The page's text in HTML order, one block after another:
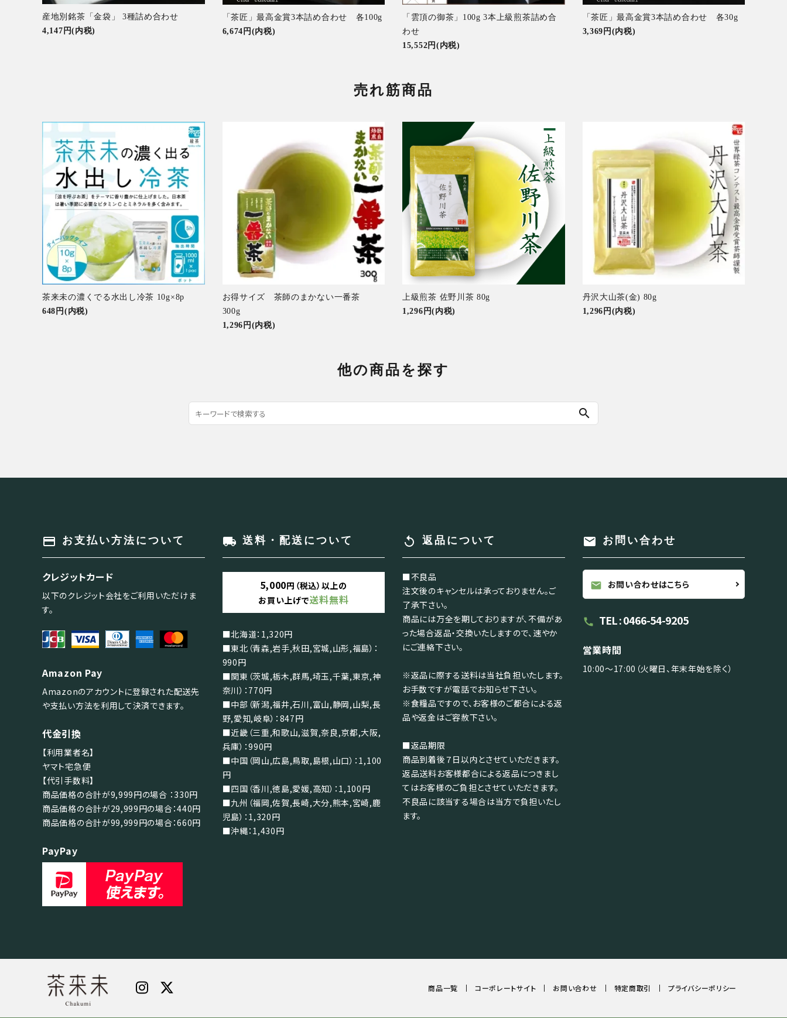
産地別銘茶「金袋」 3種詰め合わせ
4,147円(内税)
「茶匠」最高金賞3本詰め合わせ 各100g
6,674円(内税)
「雲頂の御茶」100g 3本上級煎茶詰め合
わせ
15,552円(内税)
「茶匠」最高金賞3本詰め合わせ 各30g
3,369円(内税)
売れ筋商品
茶来未の濃くでる水出し冷茶 10g×8p
648円(内税)
お得サイズ 茶師のまかない一番茶
300g
1,296円(内税)
上級煎茶 佐野川茶 80g
1,296円(内税)
丹沢大山茶(金) 80g
1,296円(内税)
他の商品を探す
search
payment お支払い方法について
クレジットカード
以下のクレジット会社をご利用いただけま
す。
Amazon Pay
Amazonのアカウントに登録された配送先
や支払い方法を利用して決済できます。
代金引換
【利用業者名】
ヤマト宅急便
【代引手数料】
商品価格の合計が9,999円の場合 ：330円
商品価格の合計が29,999円の場合：440円
商品価格の合計が99,999円の場合：660円
PayPay
local_shipping 送料・配送について
5,000円（税込）以上の
お買い上げで送料無料
■北海道：1,320円
■東北（青森,岩手,秋田,宮城,山形,福島）：
990円
■関東（茨城,栃木,群馬,埼玉,千葉,東京,神
奈川）：770円
■中部（新潟,福井,石川,富山,静岡,山梨,長
野,愛知,岐阜）：847円
■近畿（三重,和歌山,滋賀,奈良,京都,大阪,
兵庫）：990円
■中国（岡山,広島,鳥取,島根,山口）：1,100
円
■四国（香川,徳島,愛媛,高知）：1,100円
■九州（福岡,佐賀,長崎,大分,熊本,宮崎,鹿
児島）：1,320円
■沖縄：1,430円
replay 返品について
■不良品
注文後のキャンセルは承っておりません。ご
了承下さい。
商品には万全を期しておりますが、不備があ
った場合返品・交換いたしますので、速やか
にご連絡下さい。
※返品に際する送料は当社負担いたします。
お手数ですが電話でお知らせ下さい。
※食糧品ですので、お客様のご都合による返
品や返金はご容赦下さい。
■返品期限
商品到着後７日以内とさせていただきます。
返品送料お客様都合による返品につきまし
てはお客様のご負担とさせていただきます。
不良品に該当する場合は当方で負担いたし
ます。
mail お問い合わせ
mail お問い合わせはこちら
call TEL : 0466-54-9205
営業時間
10:00～17:00（火曜日、年末年始を除く）
商品一覧 コーポレートサイト お問い合わせ 特定商取引 プライバシーポリシー